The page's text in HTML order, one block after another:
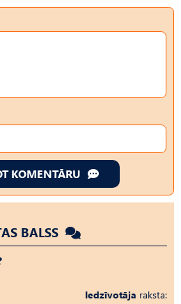
KOMENTĀRU
BALSS
Iedzīvotāja raksta: